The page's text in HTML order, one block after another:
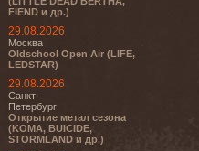
FIEND и др.)
29.08.2026
Москва
Oldschool Open Air (LIFE,
LEDSTAR)
29.08.2026
Санкт-
Петербург
Открытие метал сезона
(KOMA, BUICIDE,
STORMLAND и др.)